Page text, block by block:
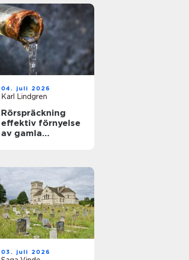
04. juli 2026
Karl Lindgren
Rörspräckning
effektiv förnyelse
av gamla
03. juli 2026